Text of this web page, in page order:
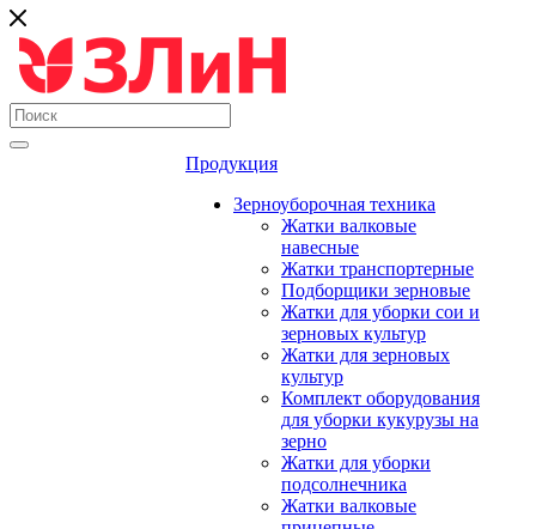
Продукция
Зерноуборочная техника
Жатки валковые
навесные
Жатки транспортерные
Подборщики зерновые
Жатки для уборки сои и
зерновых культур
Жатки для зерновых
культур
Комплект оборудования
для уборки кукурузы на
зерно
Жатки для уборки
подсолнечника
Жатки валковые